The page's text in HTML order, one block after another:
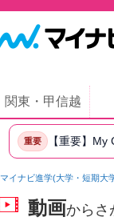
関東・甲信越
重要 【重要】
マイナビ進学(大学・短期大
動画からさ